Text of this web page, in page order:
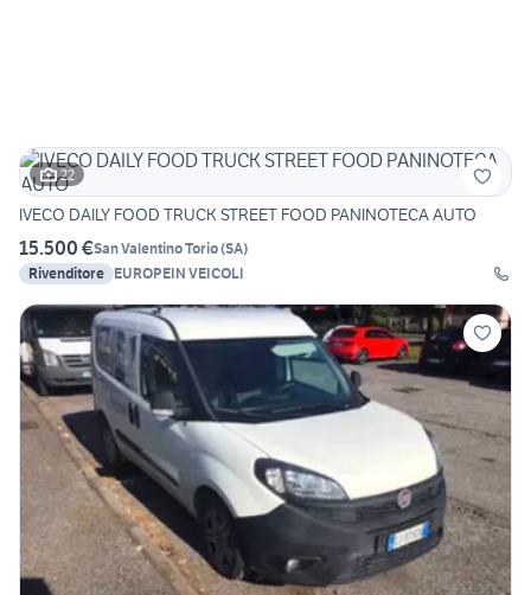
22
IVECO DAILY FOOD TRUCK STREET FOOD PANINOTECA AUTO
15.500 €San Valentino Torio(SA)
Rivenditore EUROPEIN VEICOLI